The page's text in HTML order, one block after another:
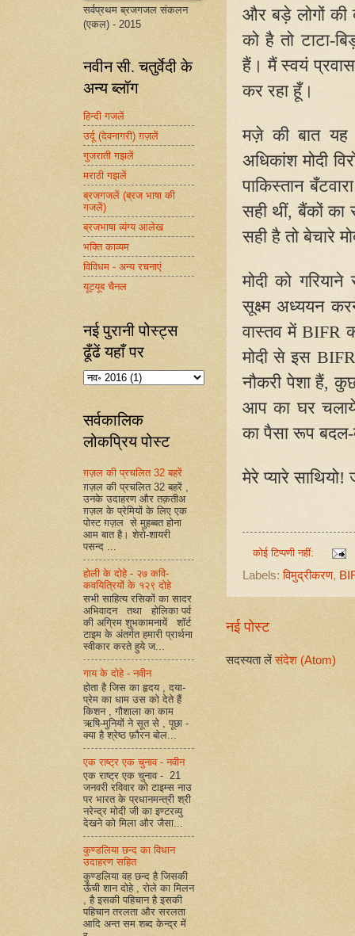
और बड़े लोगों की
को है तो टाटा-
हैं। मैं स्वयं
कर रहा हूँ।
मज़े की बात यह
अधिकांश मोदी
पाकिस्तान
सही थीं,बैंकों का
सही है तो बेचारे
मोदी को
सूक्ष्म अध्ययन
वास्तव में BIFR
मोदी से इस
नौकरी पेशा हैं,
आप का घर
का पैसा रूप
मेरे प्यारे
कोई टिप्पणी नहीं:
Labels:विमुद्रीकरण,
नई पोस्ट
सदस्यता लेंसंदेश (Atom)
सर्वप्रथम ब्रजगजल संकलन
(एकल) - 2015
नवीन सी. चतुर्वेदी के
अन्य ब्लॉग
हिन्दी गजलें
उर्दू (देवनागरी) ग़ज़लें
गुजराती गझलें
मराठी गझलें
ब्रजगजलें (ब्रज भाषा की
गजलें)
ब्रजभाषा व्यंग्य आलेख
भक्ति काव्यम
विविधम - अन्य रचनाएं
यूट्यूब चैनल
नई पुरानी पोस्ट्स
ढूँढें यहाँ पर
सर्वकालिक
लोकप्रिय पोस्ट
ग़ज़ल की प्रचलित 32 बहरें
ग़ज़ल की प्रचलित 32 बहरें ,
उनके उदाहरण और तक़तीअ
ग़ज़ल के प्रेमियों के लिए एक
पोस्ट ग़ज़ल से मुहब्बत होना
आम बात है। शेरो-शायरी
पसन्द ...
होली के दोहे - २७ कवि-
कवयित्रियों के १२९ दोहे
सभी साहित्य रसिकों का सादर
अभिवादन तथा होलिका पर्व
की अग्रिम शुभकामनायें शॉर्ट
टाइम के अंतर्गत हमारी प्रार्थना
स्वीकार करते हुये ज...
गाय के दोहे - नवीन
होता है जिस का हृदय , दया-
प्रेम का धाम उस को देते हैं
किशन , गौशाला का काम
ऋषि-मुनियों ने सूत से , पूछा -
क्या है श्रेष्ठ फ़ौरन बोल...
एक राष्ट्र एक चुनाव - नवीन
एक राष्ट्र एक चुनाव - 21
जनवरी रविवार को टाइम्स नाउ
पर भारत के प्रधानमन्त्री श्री
नरेन्द्र मोदी जी का इण्टरव्यु
देखने को मिला और जैसा...
कुण्डलिया छन्द का विधान
उदाहरण सहित
कुण्डलिया वह छन्द है जिसकी
ऊँची शान दोहे , रोले का मिलन
, है इसकी पहिचान है इसकी
पहिचान तरलता और सरलता
आदि अन्त सम शब्द केन्द्र में